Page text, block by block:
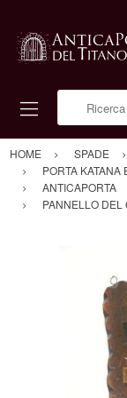
HOME SPADE
PORTA KATANA
ANTICAPORTA
PANNELLO DEL